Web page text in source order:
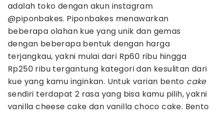
adalah toko dengan akun instagram
@piponbakes. Piponbakes menawarkan
beberapa olahan kue yang unik dan gemas
dengan beberapa bentuk dengan harga
terjangkau, yakni mulai dari Rp60 ribu hingga
Rp250 ribu tergantung kategori dan kesulitan dari
kue yang kamu inginkan. Untuk varian bento cake
sendiri terdapat 2 rasa yang bisa kamu pilih, yakni
vanilla cheese cake dan vanilla choco cake. Bento